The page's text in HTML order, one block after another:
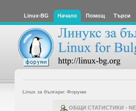
Linux-BG Начало Помощ Търси
Linux за българи: Форуми
ОБЩИ СТАТИСТИКИ -